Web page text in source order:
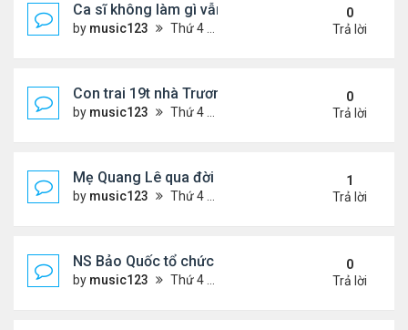
Ca sĩ không làm gì vẫn kiếm được 400 triệu đồng/
by music123 Thứ 4 Tháng 8 05, 2026 7:11 pm
0
Trả lời
Con trai 19t nhà Trương Bá Chi - Tạ Đình Phong
by music123 Thứ 4 Tháng 8 05, 2026 7:03 pm
0
Trả lời
Mẹ Quang Lê qua đời sau 2 năm đột quỵ.
by music123 Thứ 4 Tháng 8 05, 2026 6:53 pm
1
Trả lời
NS Bảo Quốc tổ chức sn cho bà xã
by music123 Thứ 4 Tháng 8 05, 2026 6:51 pm
0
Trả lời